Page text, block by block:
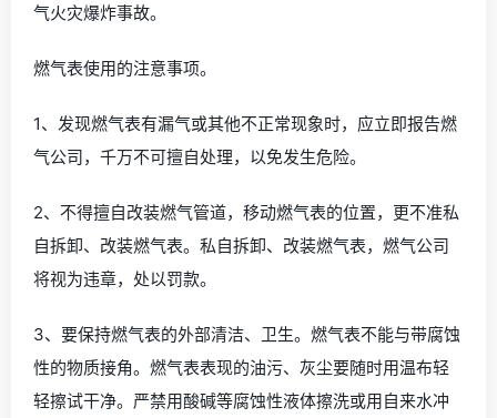
气火灾爆炸事故。
燃气表使用的注意事项。
1、发现燃气表有漏气或其他不正常现象时，应立即报告燃
气公司，千万不可擅自处理，以免发生危险。
2、不得擅自改装燃气管道，移动燃气表的位置，更不准私
自拆卸、改装燃气表。私自拆卸、改装燃气表，燃气公司
将视为违章，处以罚款。
3、要保持燃气表的外部清洁、卫生。燃气表不能与带腐蚀
性的物质接角。燃气表表现的油污、灰尘要随时用温布轻
轻擦试干净。严禁用酸碱等腐蚀性液体擦洗或用自来水冲